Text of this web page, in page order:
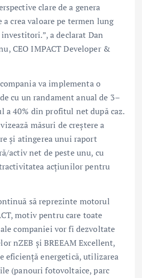
clare de a genera
crea valoare pe termen lung
a declarat Dan
CEO IMPACT Developer &
va implementa o
cu un randament anual de 3–
a 40% din profitul net după caz.
măsuri de creștere a
și atingerea unui raport
activ net de peste unu, cu
acțiunilor pentru
să reprezinte motorul
motiv pentru care toate
companiei vor fi dezvoltate
nZEB și BREEAM Excellent,
eficiență energetică, utilizarea
(panouri fotovoltaice, parc